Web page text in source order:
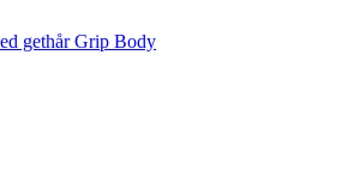
gethår Grip Body